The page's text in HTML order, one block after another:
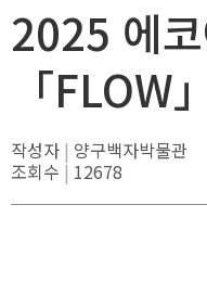
2025 에
「FLOW」
작성자 양구백자박물관
조회수
12678